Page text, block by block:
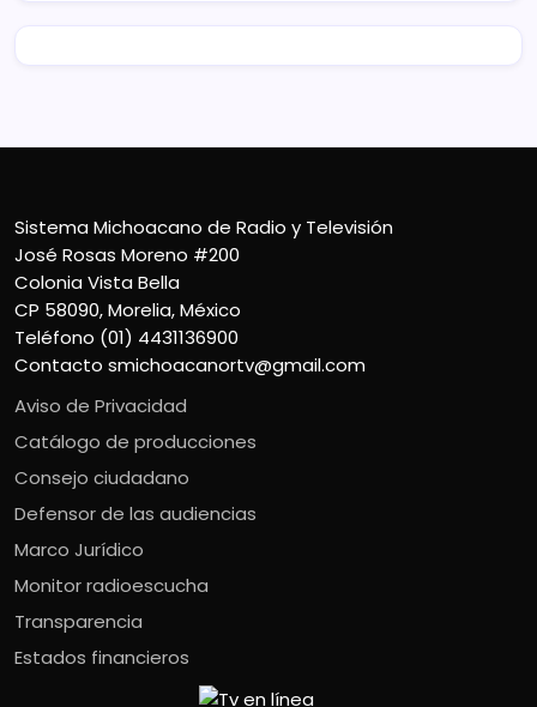
Sistema Michoacano de Radio y Televisión
José Rosas Moreno #200
Colonia Vista Bella
CP 58090, Morelia, México
Teléfono (01) 4431136900
Contacto smichoacanortv@gmail.com
Aviso de Privacidad
Catálogo de producciones
Consejo ciudadano
Defensor de las audiencias
Marco Jurídico
Monitor radioescucha
Transparencia
Estados financieros